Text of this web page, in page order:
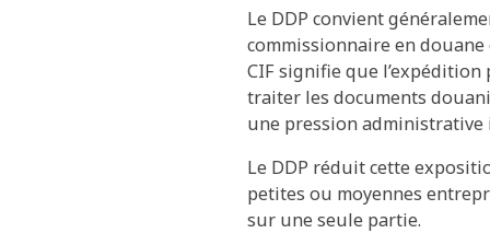
Le DDP convient
commissionnaire en
CIF signifie que
traiter les documents
une pression
Le DDP réduit cette
petites ou moyennes
sur une seule partie.